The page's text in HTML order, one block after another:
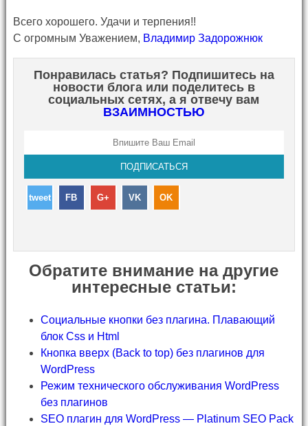
Всего хорошего. Удачи и терпения!!
С огромным Уважением, Владимир Задорожнюк
Понравилась статья? Подпишитесь на
новости блога или поделитесь в
социальных сетях, а я отвечу вам
ВЗАИМНОСТЬЮ
tweet FB G+ VK OK
Обратите внимание на другие
интересные статьи:
Социальные кнопки без плагина. Плавающий
блок Css и Html
Кнопка вверх (Back to top) без плагинов для
WordPress
Режим технического обслуживания WordPress
без плагинов
SEO плагин для WordPress — Platinum SEO Pack